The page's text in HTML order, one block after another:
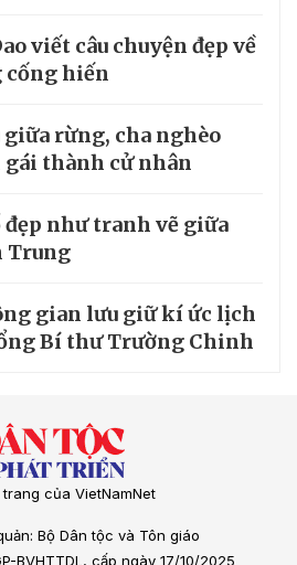
viết câu chuyện đẹp về
hiến
giữa rừng, cha nghèo
gái thành cử nhân
đẹp như tranh vẽ giữa
Trung
gian lưu giữ kí ức lịch
Bí thư Trường Chinh
của VietNamNet
Bộ Dân tộc và Tôn giáo
BVHTTDL, cấp ngày 17/10/2025